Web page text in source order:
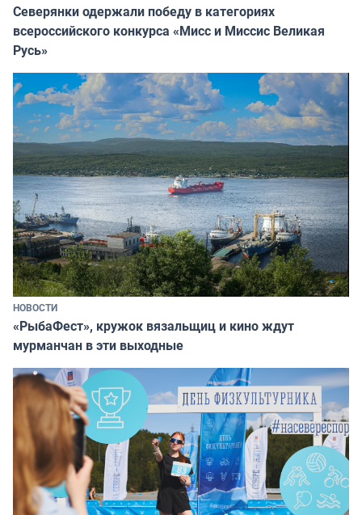
Северянки одержали победу в категориях
всероссийского конкурса «Мисс и Миссис Великая
Русь»
НОВОСТИ
«РыбаФест», кружок вязальщиц и кино ждут
мурманчан в эти выходные